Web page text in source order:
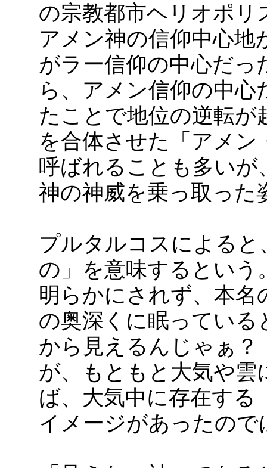
の宗教都市ヘリオポリ
アメン神の信仰中心地
がラー信仰の中心だ
ら、アメン信仰の中
たことで地位の逆転が
を合体させた「アメ
呼ばれることも多い
神の神威を乗っ取った
プルタルコスによる
の」を意味するという
明らかにされず、本名
の奥深くに眠ってい
から見えるんじゃぁ
が、もともと大気や
ば、大気中に存在する
イメージがあったの